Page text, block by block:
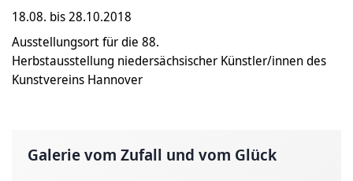
18.08. bis 28.10.2018
Ausstellungsort für die 88.
Herbstausstellung niedersächsischer Künstler/innen des
Kunstvereins Hannover
Galerie vom Zufall und vom Glück